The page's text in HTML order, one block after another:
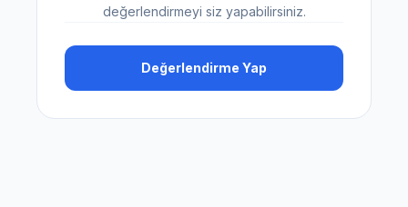
değerlendirmeyi siz yapabilirsiniz.
Değerlendirme Yap